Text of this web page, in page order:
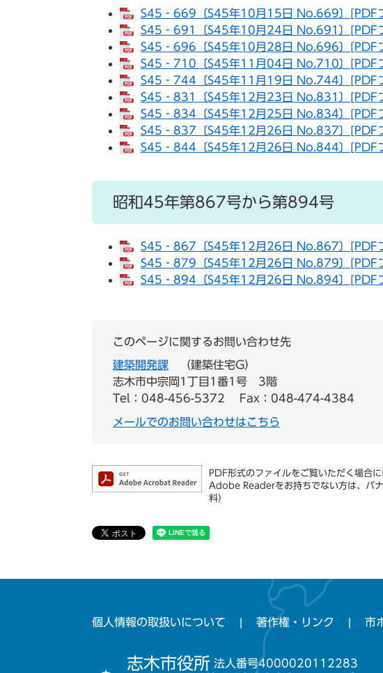
S45‐669〔S45年10月15日 No.669〕[PDF
S45‐691〔S45年10月24日 No.691〕[PDF
S45‐696〔S45年10月28日 No.696〕[PDF
S45‐710〔S45年11月04日 No.710〕[PDF
S45‐744〔S45年11月19日 No.744〕[PDF
S45‐831〔S45年12月23日 No.831〕[PDF
S45‐834〔S45年12月25日 No.834〕[PDF
S45‐837〔S45年12月26日 No.837〕[PDF
S45‐844〔S45年12月26日 No.844〕[PDF
昭和45年第867号から第894号
S45‐867〔S45年12月26日 No.867〕[PDF
S45‐879〔S45年12月26日 No.879〕[PDF
S45‐894〔S45年12月26日 No.894〕[PDF
このページに関するお問い合わせ先
建築開発課
建築住宅G
志木市中宗岡1丁目1番1号 3階
Tel：048-456-5372
Fax：048-474-4384
メールでのお問い合わせはこちら
PDF形式のファイルをご覧いただく場合
Adobe Readerをお持ちでない方は、バ
料）
個人情報の取扱いについて 著作権・リンク 市
志木市役所 法人番号4000020112283